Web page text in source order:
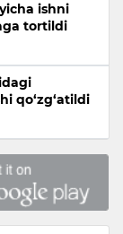
ishni
tortildi
qo‘zg‘atildi